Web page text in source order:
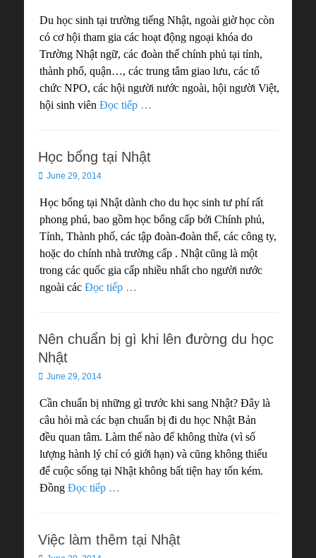
Du học sinh tại trường tiếng Nhật, ngoài giờ học còn
có cơ hội tham gia các hoạt động ngoại khóa do
Trường Nhật ngữ, các đoàn thể chính phủ tại tỉnh,
thành phố, quận…, các trung tâm giao lưu, các tổ
chức NPO, các hội người nước ngoài, hội người Việt,
hội sinh viên Đọc tiếp …
Học bổng tại Nhật
Posted
June 29, 2014
Học bổng tại Nhật dành cho du học sinh tư phí rất
phong phú, bao gồm học bổng cấp bởi Chính phủ,
Tỉnh, Thành phố, các tập đoàn-đoàn thể, các công ty,
hoặc do chính nhà trường cấp . Nhật cũng là một
trong các quốc gia cấp nhiều nhất cho người nước
ngoài các Đọc tiếp …
Nên chuẩn bị gì khi lên đường du học
Nhật
Posted
June 29, 2014
Cần chuẩn bị những gì trước khi sang Nhật? Đây là
câu hỏi mà các bạn chuẩn bị đi du học Nhật Bản
đều quan tâm. Làm thế nào để không thừa (vì số
lượng hành lý chỉ có giới hạn) và cũng không thiếu
để cuộc sống tại Nhật không bất tiện hay tốn kém.
Đồng Đọc tiếp …
Việc làm thêm tại Nhật